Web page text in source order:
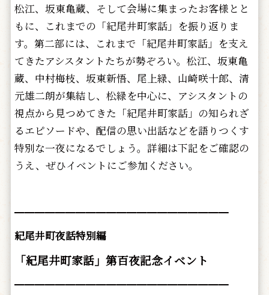
松江、坂東亀蔵、そして会場に集まったお客様とと
もに、これまでの「紀尾井町家話」を振り返りま
す。第二部には、これまで「紀尾井町家話」を支え
てきたアシスタントたちが勢ぞろい。松江、坂東亀
蔵、中村梅枝、坂東新悟、尾上緑、山崎咲十郎、清
元雄二朗が集結し、松緑を中心に、アシスタントの
視点から見つめてきた「紀尾井町家話」の知られざ
るエピソードや、配信の思い出話などを語りつくす
特別な一夜になるでしょう。詳細は下記をご確認の
うえ、ぜひイベントにご参加ください。
━━━━━━━━━━━━━━━━━━━━━
紀尾井町夜話特別編
「紀尾井町家話」第百夜記念イベント
━━━━━━━━━━━━━━━━━━━━━